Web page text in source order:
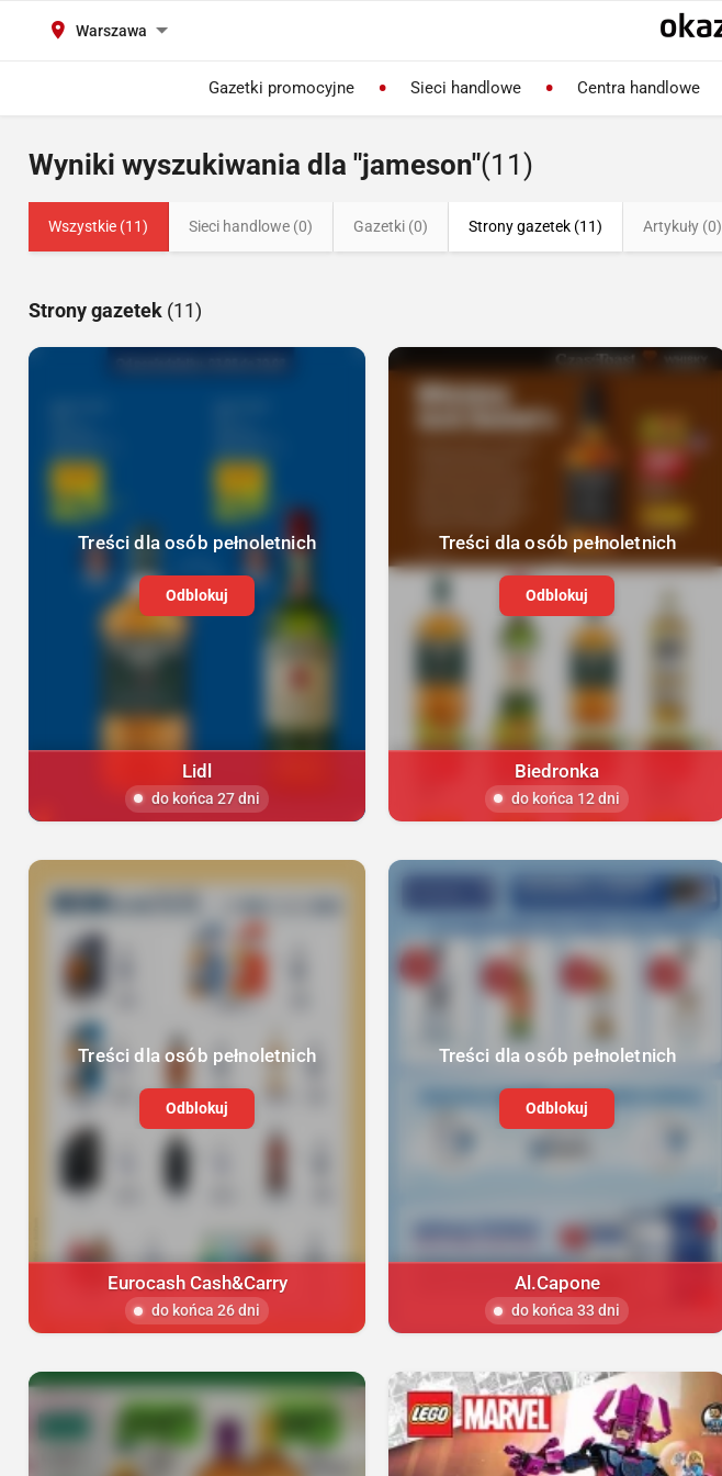
Warszawa
Gazetki promocyjne Sieci handlowe Centra handlowe
Wyniki wyszukiwania dla "jameson"(11)
Wszystkie (11) Sieci handlowe (0) Gazetki (0) Strony gazetek (11) Artykuły (0)
Strony gazetek (11)
Treści dla osób pełnoletnich
Odblokuj
Lidl
do końca 27 dni
Treści dla osób pełnoletnich
Odblokuj
Biedronka
do końca 12 dni
Treści dla osób pełnoletnich
Odblokuj
Eurocash Cash&Carry
do końca 26 dni
Treści dla osób pełnoletnich
Odblokuj
Al.Capone
do końca 33 dni